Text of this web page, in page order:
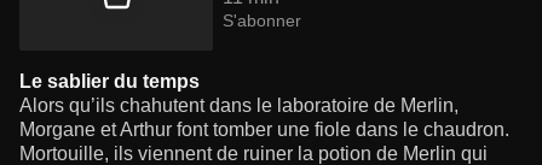
S'abonner
Le sablier du temps
Alors qu’ils chahutent dans le laboratoire de Merlin,
Morgane et Arthur font tomber une fiole dans le chaudron.
Mortouille, ils viennent de ruiner la potion de Merlin qui